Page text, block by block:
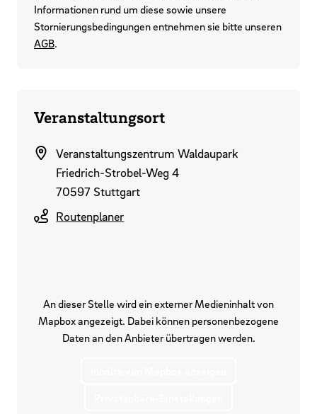
Informationen rund um diese sowie unsere
Stornierungsbedingungen entnehmen sie bitte unseren
AGB.
Veranstaltungsort
Veranstaltungszentrum Waldaupark
Friedrich-Strobel-Weg 4
70597 Stuttgart
Routenplaner
An dieser Stelle wird ein externer Medieninhalt von
Mapbox angezeigt. Dabei können personenbezogene
Daten an den Anbieter übertragen werden.